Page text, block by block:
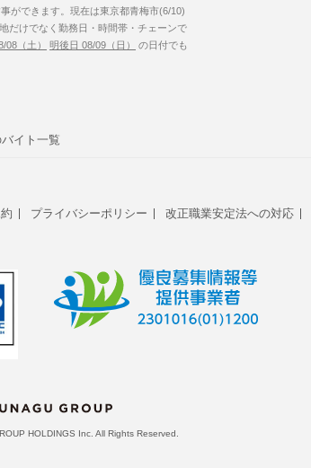
ができます。現在は東京都青梅市(6/10)
だけでなく勤務日・時間帯・チェーンで
08（土） 明後日 08/09（日）
の日付でも
バイト一覧
プライバシーポリシー 改正職業安定法への対応
HOLDINGS Inc. All Rights Reserved.